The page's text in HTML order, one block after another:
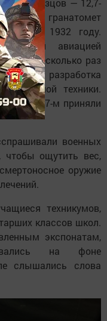
образцов — 12,7-
гранатомет
еще в 1932 году.
авиацией
его несколько раз
разработка
военной техники.
а в 2017-м приняли
военных
чтобы ощутить вес,
оружие
техникумов,
классов школ.
экспонатам,
на фоне
слышались слова